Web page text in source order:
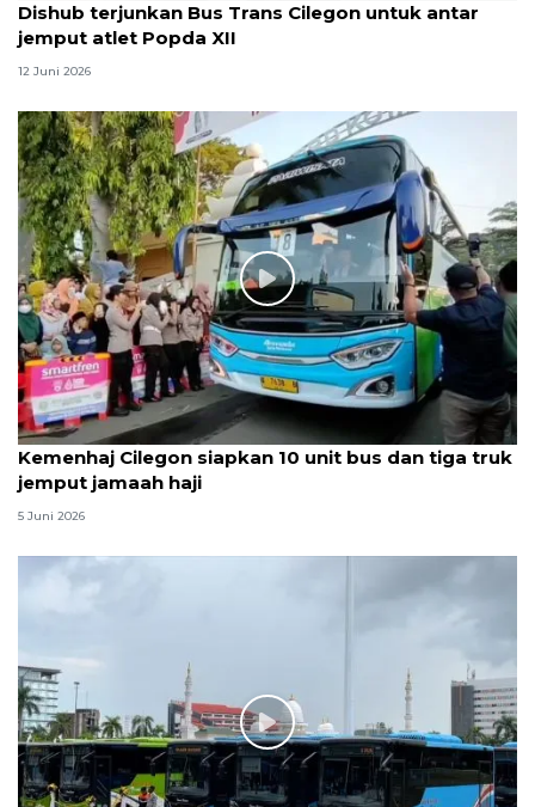
Dishub terjunkan Bus Trans Cilegon untuk antar
jemput atlet Popda XII
12 Juni 2026
Kemenhaj Cilegon siapkan 10 unit bus dan tiga truk
jemput jamaah haji
5 Juni 2026